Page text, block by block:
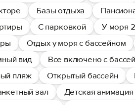
Базы отдыха
С парковкой У моря
Отдых у моря с бассейном
вид
Все включено с
пляж Открытый бассейн
зал Детская анимация